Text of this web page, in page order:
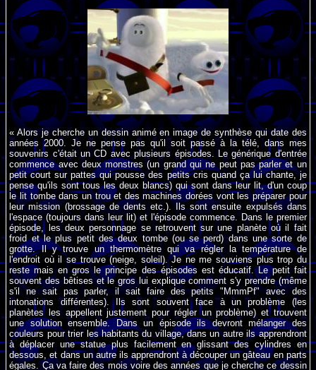
« Alors je cherche un dessin animé en image de synthèse qui date des
années 2000. Je ne pense pas qu'il soit passé à la télé, dans mes
souvenirs c'était un CD avec plusieurs épisodes. Le générique d'entrée
commence avec deux monstres (un grand qui ne peut pas parler et un
petit court sur pattes qui pousse des petits cris quand ça lui chante, je
pense qu'ils sont tous les deux blancs) qui sont dans leur lit, d'un coup
le lit tombe dans un trou et des machines dorées vont les préparer pour
leur mission (brossage de dents etc.). Ils sont ensuite expulsés dans
l'espace (toujours dans leur lit) et l'épisode commence. Dans le premier
épisode, les deux personnage se retrouvent sur une planète où il fait
froid et le plus petit des deux tombe (ou se perd) dans une sorte de
grotte. Il y trouve un thermomètre qui va régler la température de
l'endroit où il se trouve (neige, soleil). Je ne me souviens plus trop du
reste mais en gros le principe des épisodes est éducatif. Le petit fait
souvent des bêtises et le gros lui explique comment s'y prendre (même
s'il ne sait pas parler, il sait faire des petits "MmmPf" avec des
intonations différentes). Ils sont souvent face à un problème (les
planètes les appellent justement pour régler un problème) et trouvent
une solution ensemble. Dans un épisode ils devront mélanger des
couleurs pour trier les habitants du village, dans un autre ils apprendront
à déplacer une statue plus facilement en glissant des cylindres en
dessous, et dans un autre ils apprendront à découper un gâteau en parts
égales. Ça va faire des mois voire des années que je cherche ce dessin